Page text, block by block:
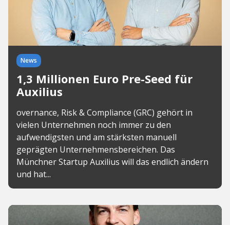
News
1,3 Millionen Euro Pre-Seed für
Auxilius
overnance, Risk & Compliance (GRC) gehört in
vielen Unternehmen noch immer zu den
aufwendigsten und am stärksten manuell
geprägten Unternehmensbereichen. Das
Münchner Startup Auxilius will das endlich ändern
und hat...